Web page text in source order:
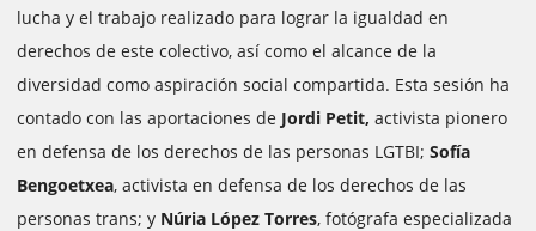
lucha y el trabajo realizado para lograr la igualdad en
derechos de este colectivo, así como el alcance de la
diversidad como aspiración social compartida. Esta sesión ha
contado con las aportaciones de Jordi Petit, activista pionero
en defensa de los derechos de las personas LGTBI; Sofía
Bengoetxea, activista en defensa de los derechos de las
personas trans; y Núria López Torres, fotógrafa especializada